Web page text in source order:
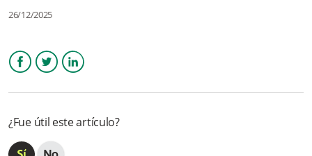
Negocios?
¿Dónde puedo conocer más detalles sobre la app Nequi
26/12/2025
¿Fue útil este artículo?